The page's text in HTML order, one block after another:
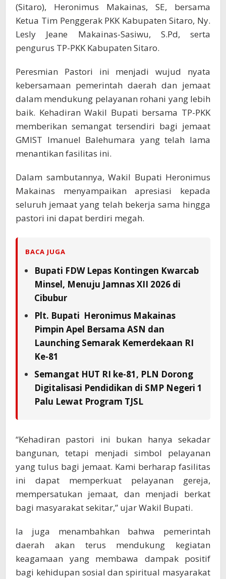
(Sitaro), Heronimus Makainas, SE, bersama
Ketua Tim Penggerak PKK Kabupaten Sitaro, Ny.
Lesly Jeane Makainas-Sasiwu, S.Pd, serta
pengurus TP-PKK Kabupaten Sitaro.
Peresmian Pastori ini menjadi wujud nyata
kebersamaan pemerintah daerah dan jemaat
dalam mendukung pelayanan rohani yang lebih
baik. Kehadiran Wakil Bupati bersama TP-PKK
memberikan semangat tersendiri bagi jemaat
GMIST Imanuel Balehumara yang telah lama
menantikan fasilitas ini.
Dalam sambutannya, Wakil Bupati Heronimus
Makainas menyampaikan apresiasi kepada
seluruh jemaat yang telah bekerja sama hingga
pastori ini dapat berdiri megah.
BACA JUGA
Bupati FDW Lepas Kontingen Kwarcab
Minsel, Menuju Jamnas XII 2026 di
Cibubur
Plt. Bupati Heronimus Makainas
Pimpin Apel Bersama ASN dan
Launching Semarak Kemerdekaan RI
Ke-81
Semangat HUT RI ke-81, PLN Dorong
Digitalisasi Pendidikan di SMP Negeri 1
Palu Lewat Program TJSL
“Kehadiran pastori ini bukan hanya sekadar
bangunan, tetapi menjadi simbol pelayanan
yang tulus bagi jemaat. Kami berharap fasilitas
ini dapat memperkuat pelayanan gereja,
mempersatukan jemaat, dan menjadi berkat
bagi masyarakat sekitar,” ujar Wakil Bupati.
Ia juga menambahkan bahwa pemerintah
daerah akan terus mendukung kegiatan
keagamaan yang membawa dampak positif
bagi kehidupan sosial dan spiritual masyarakat